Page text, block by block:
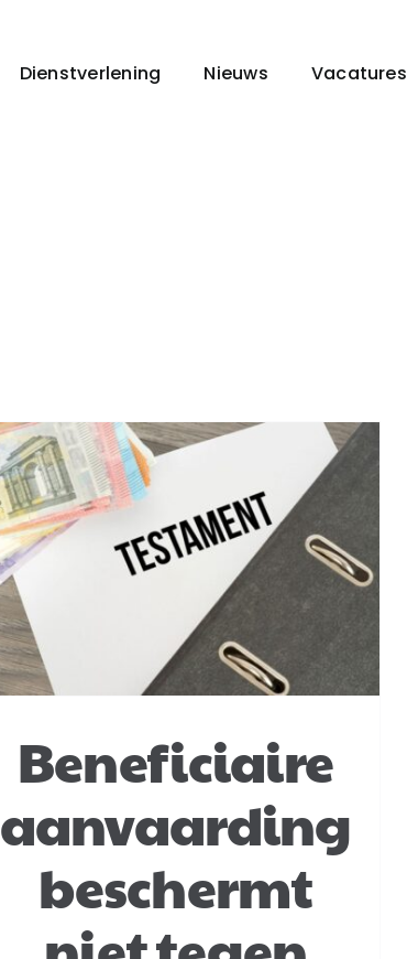
Dienstverlening Nieuws Vacatures
Beneficiaire
aanvaarding
beschermt
Legitieme portie onder
oud erfrecht is geen
vordering
Successiewet